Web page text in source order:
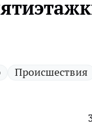
Происшествия